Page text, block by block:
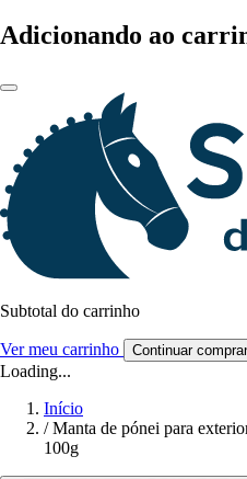
Adicionando ao
Subtotal do carrinho
Ver meu carrinho Continuar
Loading...
Início
/ Manta de pónei para
100g